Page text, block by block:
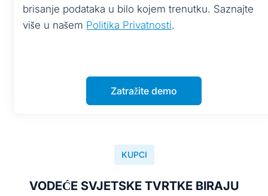
brisanje podataka u bilo kojem trenutku. Saznajte
više u našem Politika Privatnosti.
Zatražite demo
KUPCI
VODEĆE SVJETSKE TVRTKE BIRAJU